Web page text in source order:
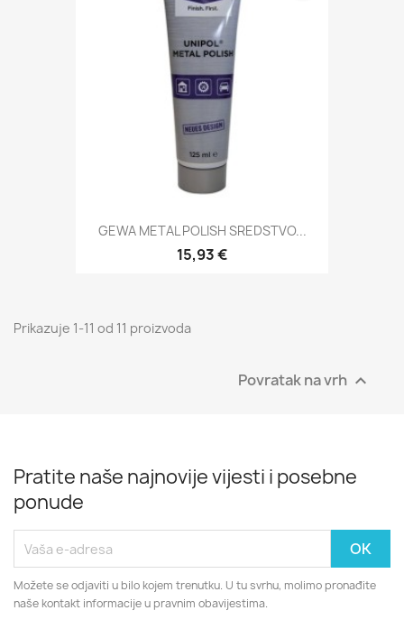
GEWA METAL POLISH SREDSTVO...
15,93 €
Prikazuje 1-11 od 11 proizvoda
Povratak na vrh 
Pratite naše najnovije vijesti i posebne
ponude
Možete se odjaviti u bilo kojem trenutku. U tu svrhu, molimo pronađite
naše kontakt informacije u pravnim obavijestima.